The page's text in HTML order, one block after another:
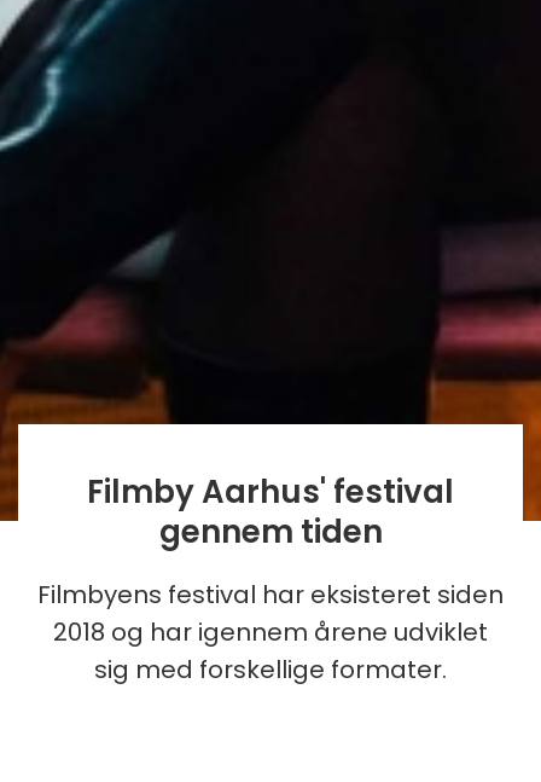
Filmby Aarhus' festival
gennem tiden
Filmbyens festival har eksisteret siden
2018 og har igennem årene udviklet
sig med forskellige formater.